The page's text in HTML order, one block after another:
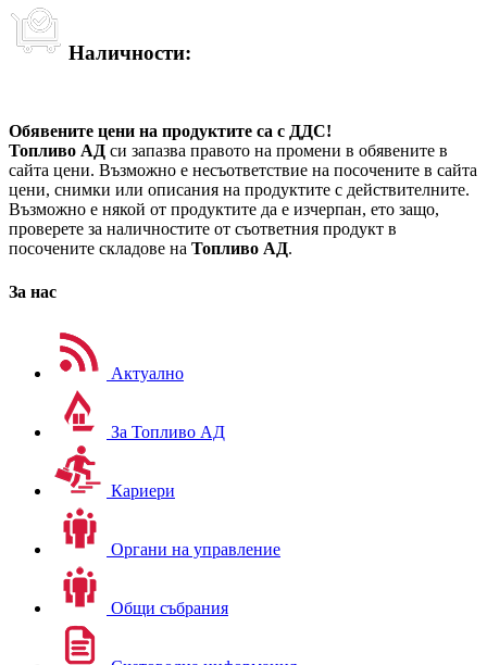
Наличности:
Обявените цени на продуктите са с ДДС!
Топливо АД си запазва правото на промени в обявените в
сайта цени. Възможно е несъответствие на посочените в сайта
цени, снимки или описания на продуктите с действителните.
Възможно е някой от продуктите да е изчерпан, ето защо,
проверете за наличностите от съответния продукт в
посочените складове на Топливо АД.
За нас
Актуално
За Топливо АД
Кариери
Органи на управление
Общи събрания